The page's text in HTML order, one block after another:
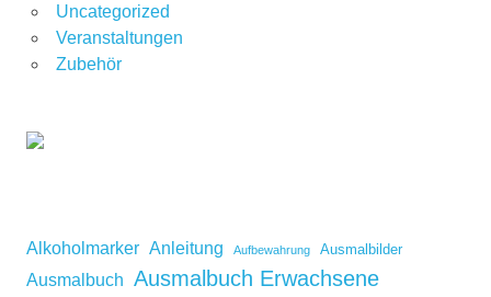
Uncategorized
Veranstaltungen
Zubehör
Alkoholmarker Anleitung Aufbewahrung Ausmalbilder
Ausmalbuch Ausmalbuch Erwachsene